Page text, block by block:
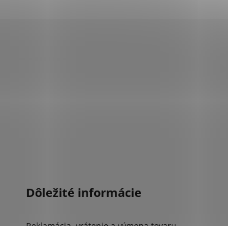
Dôležité informácie